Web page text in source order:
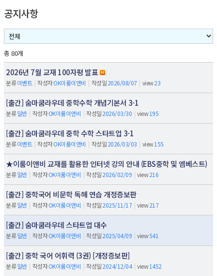
공지사항
총 80개
2026년 7월 교재 100자평 발표
분류이벤트 | 작성자OK이룸이앤비 | 작성일2026/08/07 | view23
[출간] 숨마쿰라우데 중학수학 개념기본서 3-1
분류일반 | 작성자OK이룸이앤비 | 작성일2026/03/30 | view195
[출간] 숨마쿰라우데 중학 수학 스타트업 3-1
분류이벤트 | 작성자OK이룸이앤비 | 작성일2026/03/03 | view155
★이룸이앤비 교재를 활용한 인터넷 강의 안내 (EBS중학 및 엠베스트)
분류일반 | 작성자OK이룸이앤비 | 작성일2026/02/09 | view216
[출간] 중학국어 비문학 독해 연습 개정증보판
분류일반 | 작성자OK이룸이앤비 | 작성일2025/11/17 | view217
[출간] 숨마쿰라우데 스타트업 대수
분류일반 | 작성자OK이룸이앤비 | 작성일2025/04/09 | view541
[출간] 중학 국어 어휘력 (3권) [개정증보판]
분류일반 | 작성자OK이룸이앤비 | 작성일2024/12/04 | view1452